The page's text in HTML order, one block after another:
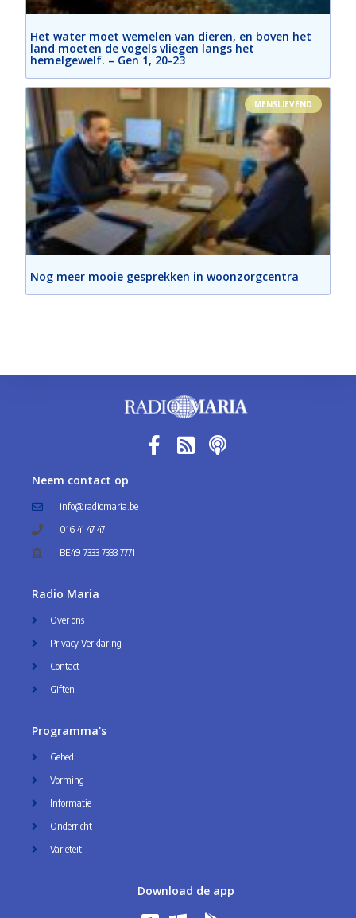
Het water moet wemelen van dieren, en boven het
land moeten de vogels vliegen langs het
hemelgewelf. – Gen 1, 20-23
MENSLIEVEND
Nog meer mooie gesprekken in woonzorgcentra
Neem contact op
info@radiomaria.be
016 41 47 47
BE49 7333 7333 7771
Radio Maria
Over ons
Privacy Verklaring
Contact
Giften
Programma's
Gebed
Vorming
Informatie
Onderricht
Variëteit
Download de app